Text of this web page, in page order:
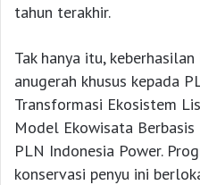
tahun terakhir.
Tak hanya itu,
anugerah khusus kepada
Transformasi Ekosistem
Model Ekowisata Berbasis
PLN Indonesia Power.
konservasi penyu ini